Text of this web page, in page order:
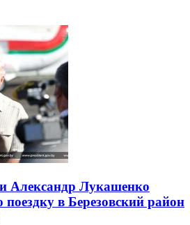
Александр Лукашенко
в Березовский район